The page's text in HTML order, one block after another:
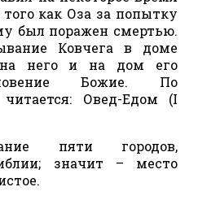
того как Оза за попытку
был поражен смертью.
Ковчега в доме
на него и на дом его
Божие. По
Овед-Едом (I
пяти городов,
значит – место